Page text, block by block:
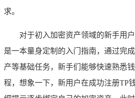
求。
对于初入加密资产领域的新手用
是一本量身定制的入门指南，通过完
产等基础任务，新手们能够快速熟悉
程，想象一下，新用户在成功注册TP